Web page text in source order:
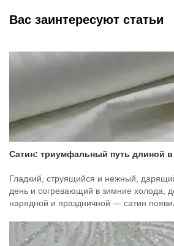
Вас заинтересуют статьи
Сатин: триумфальный путь длиной в
Гладкий, струящийся и нежный,
день и согревающий в зимние
нарядной и праздничной — сатин